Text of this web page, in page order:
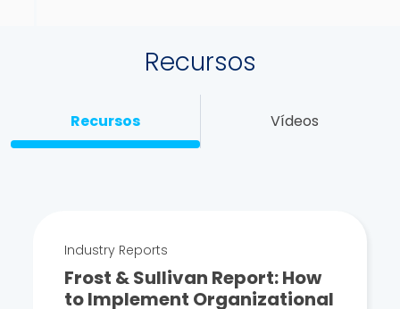
Recursos
Recursos Vídeos
Industry Reports
Frost & Sullivan Report: How
to Implement Organizational